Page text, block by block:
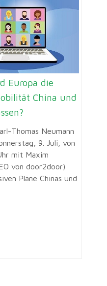
Europa die
China und
Thomas Neumann
9. Juli, von
mit Maxim
von door2door)
Pläne Chinas und